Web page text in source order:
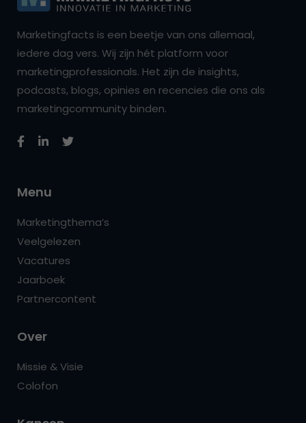
Marketingfacts is een beetje van ons allemaal,
iedere dag vers. Wij zijn hét platform voor
marketingprofessionals. Het zijn de insights,
podcasts, blogs, opinies en recencies die ons als
marketingcommunity binden.
Menu
Marketingthema’s
Veelgelezen
Vacatures
Jaarboek
Partnercontent
Over
Missie & Visie
Colofon